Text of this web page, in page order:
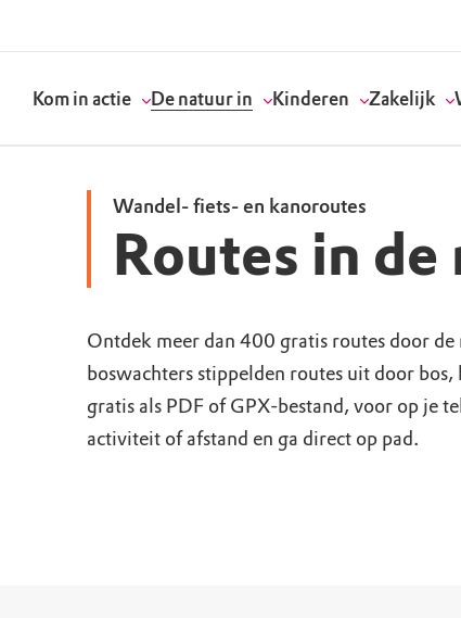
Kom in actie
Doneer
Word
Werken bij
De natuur in
Routes
Bezoekerscentra
Kinderen
Speeltips
Zakelijk
Geef een
Vergaderen in
Onze partners
Onze visie
Actuele
Wat wij doen
Wandel- fiets- en kanoroutes
Routes in
Ontdek meer dan 400 gratis routes door
boswachters stippelden routes uit door
gratis als PDF of GPX-bestand, voor op je
activiteit of afstand en ga direct op pad.